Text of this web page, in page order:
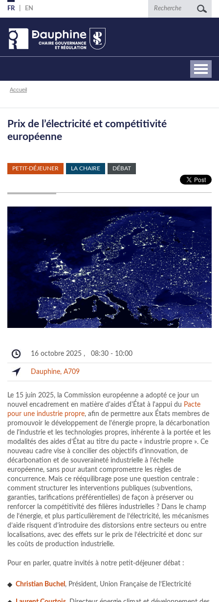
Aller
au
contenu
principal
FR EN Recherche
Fil
Accueil
Prix de l’électricité et compétitivité
européenne
PETIT-DÉJEUNER LA CHAIRE DÉBAT
16 octobre 2025 , 08:30 - 10:00
Dauphine, A709
Le 15 juin 2025, la Commission européenne a adopté ce jour un
nouvel encadrement en matière d'aides d'État à l'appui du Pacte
pour une industrie propre, afin de permettre aux États membres de
promouvoir le développement de l'énergie propre, la décarbonation
de l'industrie et les technologies propres, inhérente à la portée et les
modalités des aides d’État au titre du pacte « industrie propre ». Ce
nouveau cadre vise à concilier des objectifs d’innovation, de
décarbonation et de souveraineté industrielle à l’échelle
européenne, sans pour autant compromettre les règles de
concurrence. Mais ce rééquilibrage pose une question centrale :
comment structurer les interventions publiques (subventions,
garanties, tarifications préférentielles) de façon à préserver ou
renforcer la compétitivité des filières industrielles ? Dans le champ
de l’énergie, et plus particulièrement de l’électricité, les mécanismes
d’aide risquent d’introduire des distorsions entre secteurs ou entre
localisations, avec des effets sur le prix de l’électricité et donc sur
les coûts de production industrielle.
Pour en parler, quatre invités à notre petit-déjeuner débat :
Christian Buchel , Président, Union Française de l’Electricité